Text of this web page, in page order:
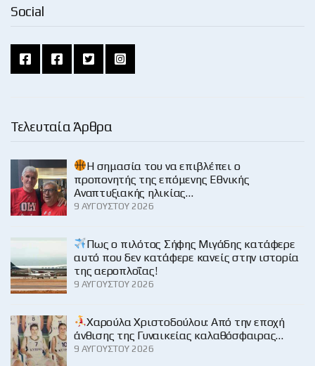
Social
Τελευταία Άρθρα
H σημασία του να επιβλέπει ο
προπονητής της επόμενης Εθνικής
Αναπτυξιακής ηλικίας…
9 ΑΥΓΟΎΣΤΟΥ 2026
Πως ο πιλότος Σήφης Μιγάδης κατάφερε
αυτό που δεν κατάφερε κανείς στην ιστορία
της αεροπλοΐας!
9 ΑΥΓΟΎΣΤΟΥ 2026
Χαρούλα Χριστοδούλου: Από την εποχή
άνθισης της Γυναικείας καλαθόσφαιρας…
9 ΑΥΓΟΎΣΤΟΥ 2026